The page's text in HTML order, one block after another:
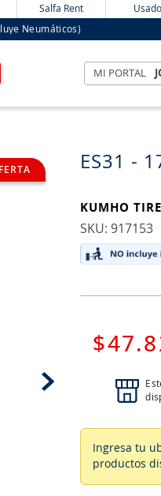
Salfa Rent
Neumáticos)
MI PORTAL
ES31 -
KUMHO TIRE
:917153
$47.
Ingresa tu
productos